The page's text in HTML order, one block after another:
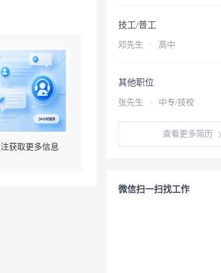
获取更多信息
技工/普工
邓先生 · 高中
其他职位
张先生 · 中专/技校
查看更多简历
微信扫一扫找工作